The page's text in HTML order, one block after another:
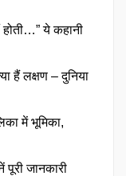
ये कहानी
हैं लक्षण – दुनिया
में भूमिका,
जानकारी